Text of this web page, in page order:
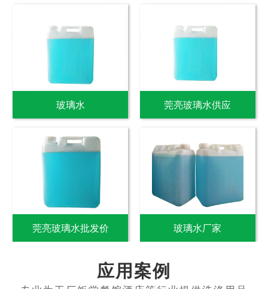
玻璃水 莞亮玻璃水供应
莞亮玻璃水批发价 玻璃水厂家
应用案例